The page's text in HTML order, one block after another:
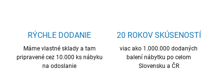
RÝCHLE DODANIE
Máme vlastné sklady a tam
pripravené cez 10.000 ks nábyku
na odoslanie
20 ROKOV SKÚSENOSTÍ
viac ako 1.000.000 dodaných
balení nábytku po celom
Slovensku a ČR